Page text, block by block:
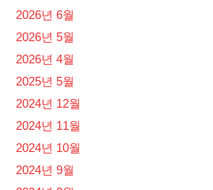
2026년 6월
2026년 5월
2026년 4월
2025년 5월
2024년 12월
2024년 11월
2024년 10월
2024년 9월